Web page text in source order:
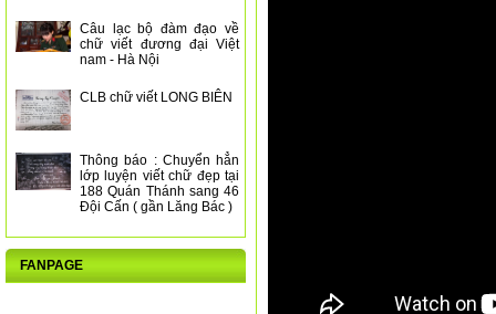
Câu lạc bộ đàm đạo về
chữ viết đương đại Việt
nam - Hà Nội
CLB chữ viết LONG BIÊN
Thông báo : Chuyển hẳn
lớp luyện viết chữ đẹp tại
188 Quán Thánh sang 46
Đội Cấn ( gần Lăng Bác )
FANPAGE